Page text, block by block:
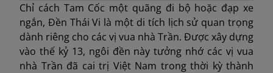
Chỉ cách Tam Cốc một quãng đi bộ hoặc đạp xe
ngắn, Đền Thái Vi là một di tích lịch sử quan trọng
dành riêng cho các vị vua nhà Trần. Được xây dựng
vào thế kỷ 13, ngôi đền này tưởng nhớ các vị vua
nhà Trần đã cai trị Việt Nam trong thời kỳ thành